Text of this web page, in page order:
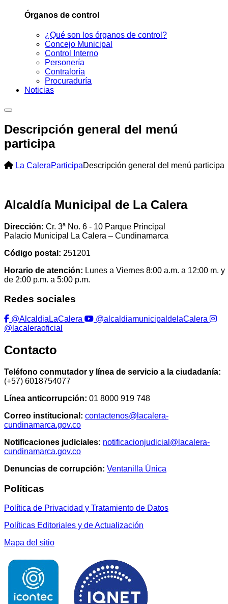
Órganos de control
¿Qué son los órganos de control?
Concejo Municipal
Control Interno
Personería
Contraloría
Procuraduría
Noticias
Descripción general del menú
participa
La CaleraParticipaDescripción general del menú participa
Alcaldía Municipal de La Calera
Dirección: Cr. 3ª No. 6 - 10 Parque Principal
Palacio Municipal La Calera – Cundinamarca
Código postal: 251201
Horario de atención: Lunes a Viernes 8:00 a.m. a 12:00 m. y
de 2:00 p.m. a 5:00 p.m.
Redes sociales
@AlcaldiaLaCalera
@alcaldiamunicipaldelaCalera
@lacaleraoficial
Contacto
Teléfono conmutador y línea de servicio a la ciudadanía:
(+57) 6018754077
Línea anticorrupción: 01 8000 919 748
Correo institucional: contactenos@lacalera-
cundinamarca.gov.co
Notificaciones judiciales: notificacionjudicial@lacalera-
cundinamarca.gov.co
Denuncias de corrupción: Ventanilla Única
Políticas
Política de Privacidad y Tratamiento de Datos
Políticas Editoriales y de Actualización
Mapa del sitio